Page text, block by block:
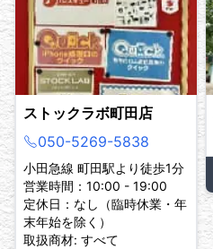
ストックラボ町田店
050-5269-5838
小田急線 町田駅より徒歩1分
営業時間：10:00 - 19:00
定休日：なし（臨時休業・年
末年始を除く）
取扱商材: すべて